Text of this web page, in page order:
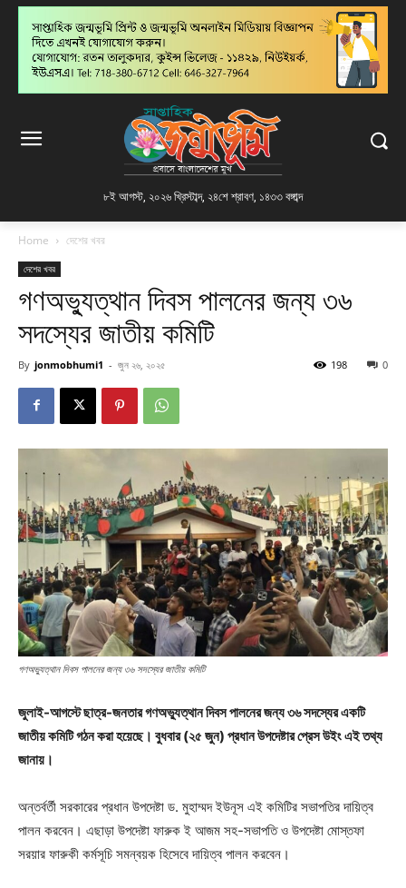
৮ই আগস্ট, ২০২৬ খ্রিস্টাব্দ, ২৪শে শ্রাবণ, ১৪৩৩ বঙ্গাব্দ
Home দেশের খবর
দেশের খবর
গণঅভ্যুত্থান দিবস পালনের জন্য ৩৬
সদস্যের জাতীয় কমিটি
By jonmobhumi1 - জুন ২৬, ২০২৫ 0
198
গণঅভ্যুত্থান দিবস পালনের জন্য ৩৬ সদস্যের জাতীয় কমিটি
জুলাই-আগস্টে ছাত্র-জনতার গণঅভ্যুত্থান দিবস পালনের জন্য ৩৬ সদস্যের একটি
জাতীয় কমিটি গঠন করা হয়েছে। বুধবার (২৫ জুন) প্রধান উপদেষ্টার প্রেস উইং এই তথ্য
জানায়।
অন্তর্বর্তী সরকারের প্রধান উপদেষ্টা ড. মুহাম্মদ ইউনূস এই কমিটির সভাপতির দায়িত্ব
পালন করবেন। এছাড়া উপদেষ্টা ফারুক ই আজম সহ-সভাপতি ও উপদেষ্টা মোস্তফা
সরয়ার ফারুকী কর্মসূচি সমন্বয়ক হিসেবে দায়িত্ব পালন করবেন।